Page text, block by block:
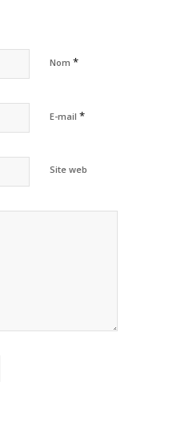
Nom *
E-mail *
Site web